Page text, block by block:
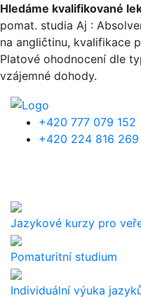
Přejít k hlavnímu obsahu
Hledáme kvalifikované
pomat. studia Aj :
na angličtinu, kvalifikace
Platové ohodnocení dle
vzájemné dohody.
+420 777 079 152
+420 224 816 269
Jazykové kurzy pro
Pomaturitní studium
Individuální výuka